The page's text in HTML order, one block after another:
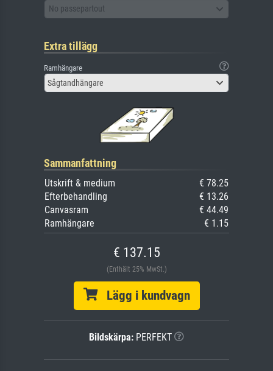
No passepartout
Extra tillägg
Ramhängare
Sågtandhängare
Sammanfattning
Utskrift & medium
€ 78.25
Efterbehandling
€ 13.26
Canvasram
€ 44.49
Ramhängare
€ 1.15
€ 137.15
(Enthält 25% MwSt.)
Lägg i kundvagn
Bildskärpa: PERFEKT